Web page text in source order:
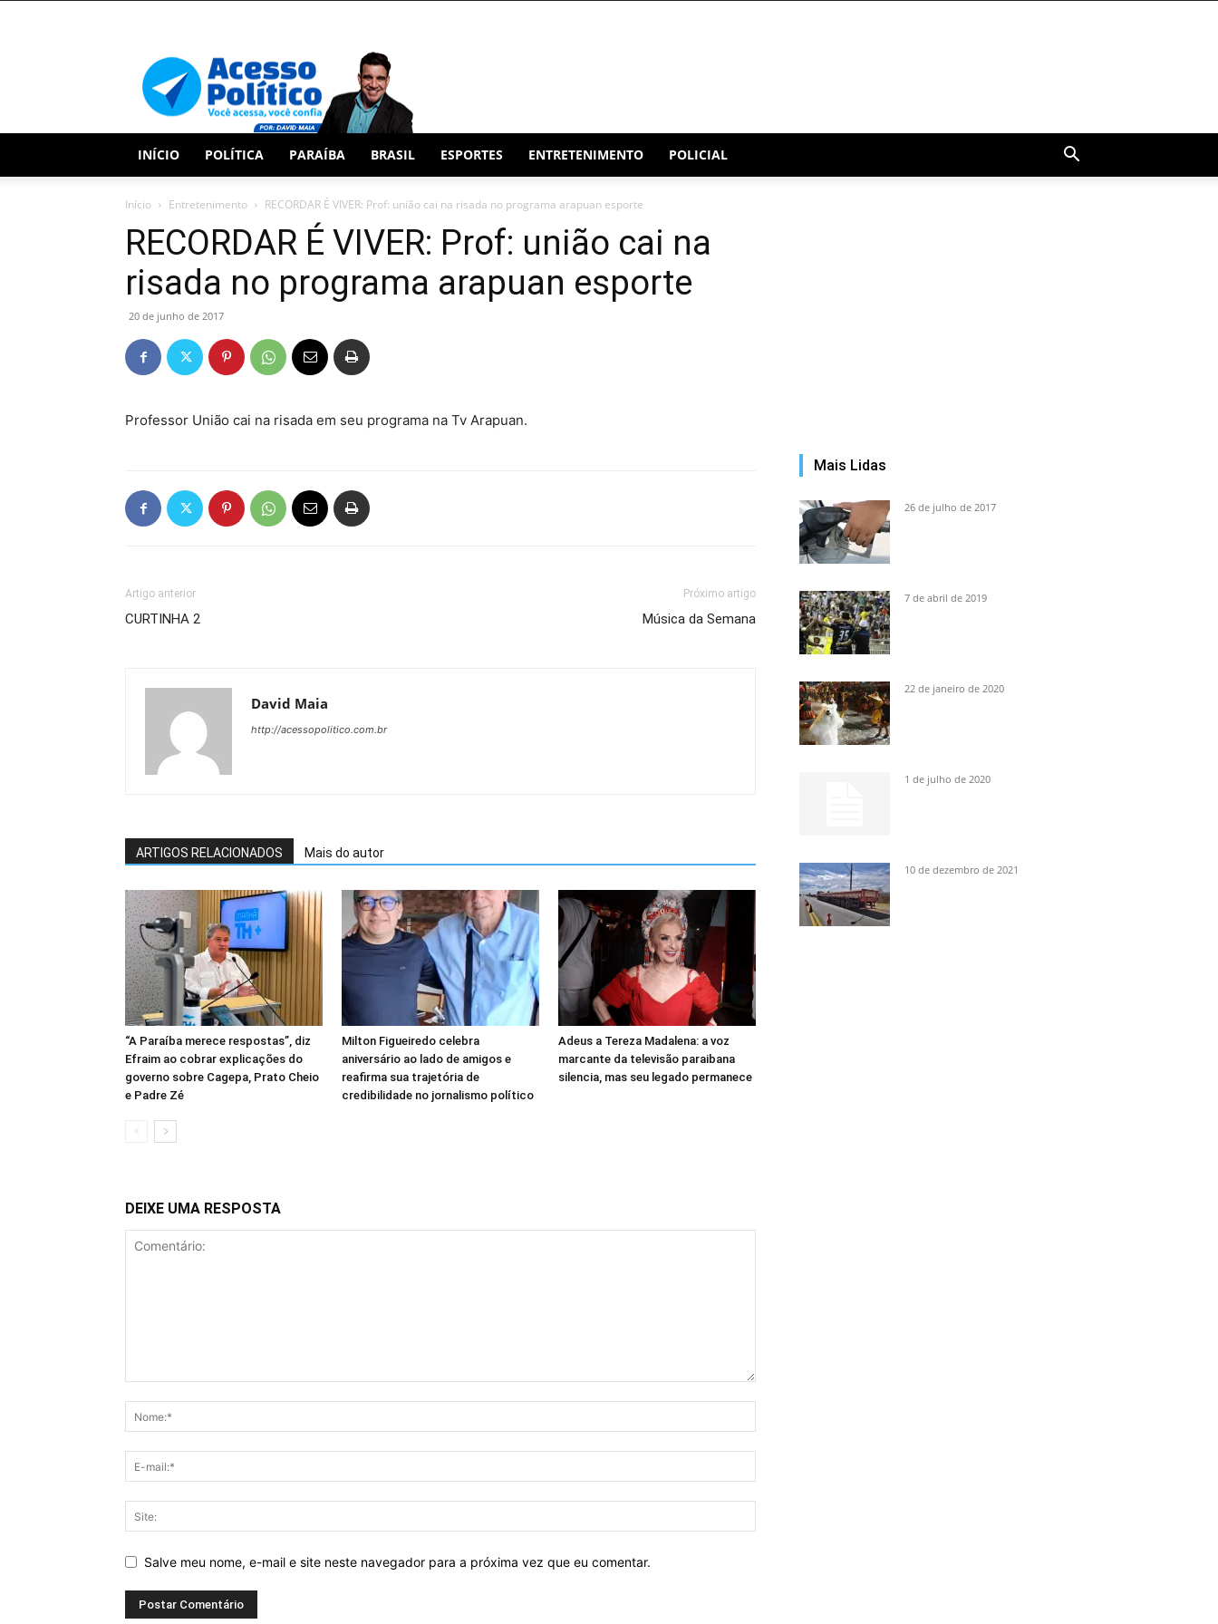
INÍCIO POLÍTICA PARAÍBA BRASIL ESPORTES ENTRETENIMENTO POLICIAL
Início Entretenimento RECORDAR É VIVER: Prof: união cai na risada no programa arapuan esporte
RECORDAR É VIVER: Prof: união cai na
risada no programa arapuan esporte
20 de junho de 2017
Professor União cai na risada em seu programa na Tv Arapuan.
Artigo anterior
CURTINHA 2
Próximo artigo
Música da Semana
David Maia
http://acessopolitico.com.br
ARTIGOS RELACIONADOS Mais do autor
“A Paraíba merece respostas”, diz
Efraim ao cobrar explicações do
governo sobre Cagepa, Prato Cheio
e Padre Zé
Milton Figueiredo celebra
aniversário ao lado de amigos e
reafirma sua trajetória de
credibilidade no jornalismo político
Adeus a Tereza Madalena: a voz
marcante da televisão paraibana
silencia, mas seu legado permanece
DEIXE UMA RESPOSTA
Salve meu nome, e-mail e site neste navegador para a próxima vez que eu comentar.
Mais Lidas
26 de julho de 2017
7 de abril de 2019
22 de janeiro de 2020
1 de julho de 2020
10 de dezembro de 2021